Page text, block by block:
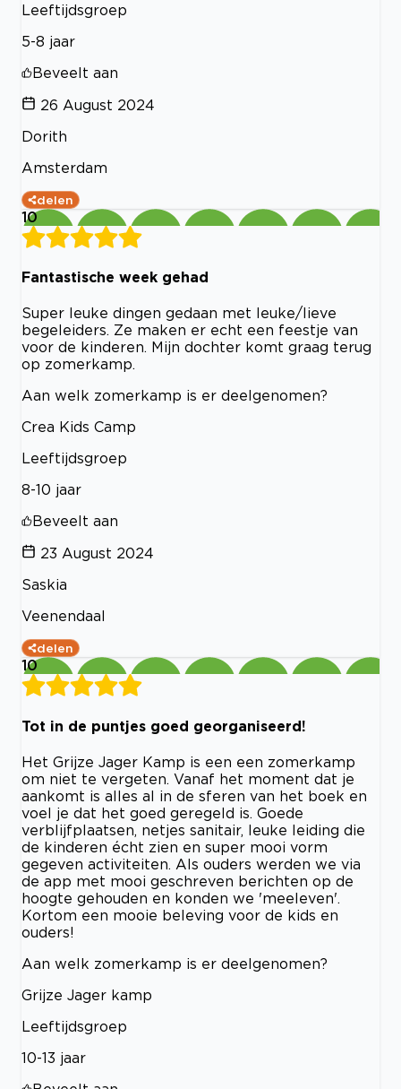
Leeftijdsgroep
5-8 jaar
Beveelt aan
26 August 2024
Dorith
Amsterdam
delen
10
Fantastische week gehad
Super leuke dingen gedaan met leuke/lieve
begeleiders. Ze maken er echt een feestje van
voor de kinderen. Mijn dochter komt graag terug
op zomerkamp.
Aan welk zomerkamp is er deelgenomen?
Crea Kids Camp
Leeftijdsgroep
8-10 jaar
Beveelt aan
23 August 2024
Saskia
Veenendaal
delen
10
Tot in de puntjes goed georganiseerd!
Het Grijze Jager Kamp is een een zomerkamp
om niet te vergeten. Vanaf het moment dat je
aankomt is alles al in de sferen van het boek en
voel je dat het goed geregeld is. Goede
verblijfplaatsen, netjes sanitair, leuke leiding die
de kinderen écht zien en super mooi vorm
gegeven activiteiten. Als ouders werden we via
de app met mooi geschreven berichten op de
hoogte gehouden en konden we 'meeleven'.
Kortom een mooie beleving voor de kids en
ouders!
Aan welk zomerkamp is er deelgenomen?
Grijze Jager kamp
Leeftijdsgroep
10-13 jaar